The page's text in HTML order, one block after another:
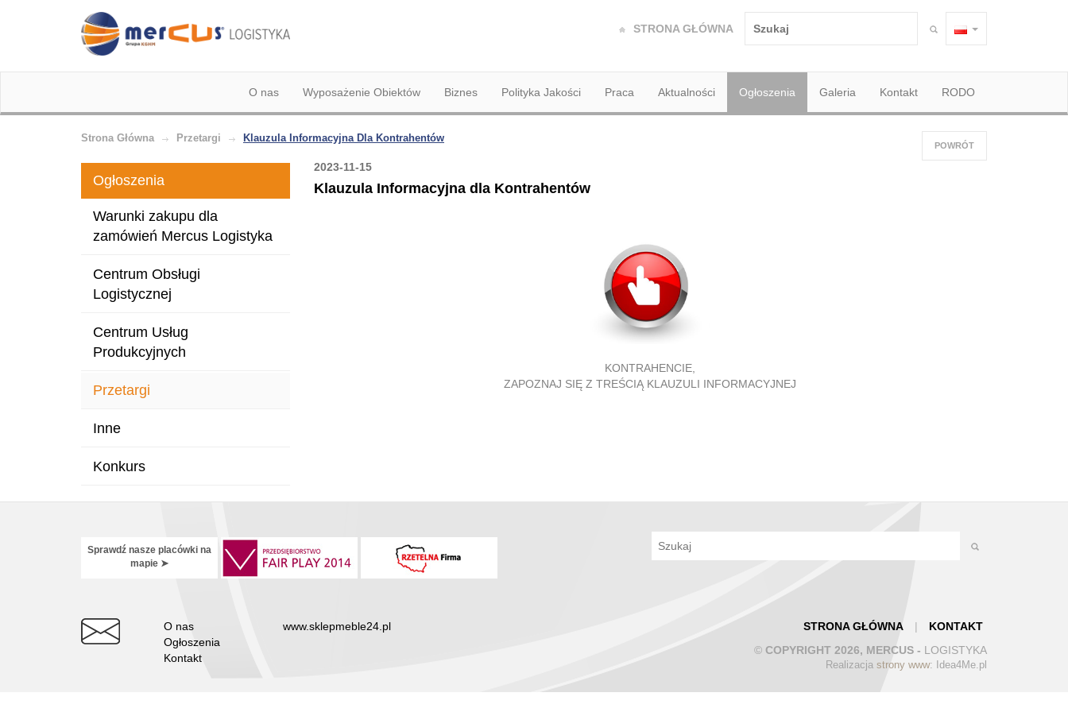
STRONA GŁÓWNA
O nas Wyposażenie Obiektów Biznes Polityka Jakości Praca Aktualności Ogłoszenia Galeria Kontakt RODO
Strona Główna Przetargi Klauzula Informacyjna Dla Kontrahentów
POWRÓT
Ogłoszenia
Warunki zakupu dla
zamówień Mercus Logistyka
Centrum Obsługi
Logistycznej
Centrum Usług
Produkcyjnych
Przetargi
Inne
Konkurs
2023-11-15
Klauzula Informacyjna dla Kontrahentów
KONTRAHENCIE,
ZAPOZNAJ SIĘ Z TREŚCIĄ KLAUZULI INFORMACYJNEJ
Sprawdź nasze placówki na
mapie ➤
O nas
Ogłoszenia
Kontakt
www.sklepmeble24.pl STRONA GŁÓWNA |
KONTAKT
© COPYRIGHT 2026, MERCUS - LOGISTYKA
Realizacja strony www: Idea4Me.pl